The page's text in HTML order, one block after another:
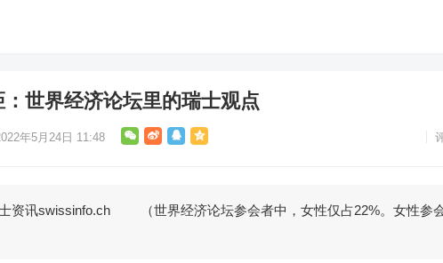
世界经济论坛里的瑞士观点
年5月24日 11:48
讯swissinfo.ch （世界经济论坛参会者中，女性仅占22%。女性参